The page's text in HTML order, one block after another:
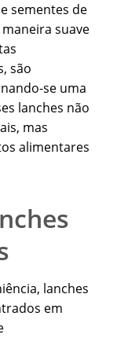
sementes de
suave
são
se uma
lanches não
mas
alimentares
lanches
em